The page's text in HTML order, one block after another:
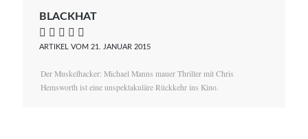
BLACKHAT
    
ARTIKEL VOM 21. JANUAR 2015
Der Muskelhacker: Michael Manns mauer Thriller mit Chris
Hemsworth ist eine unspektakuläre Rückkehr ins Kino.